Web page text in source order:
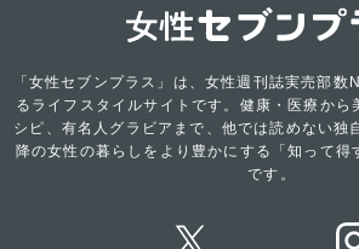
「女性セブンプラス」は、女性週刊誌実売部数
るライフスタイルサイトです。健康・医療から
シピ、有名人グラビアまで、他では読めない独
降の女性の暮らしをより豊かにする「知って得
です。